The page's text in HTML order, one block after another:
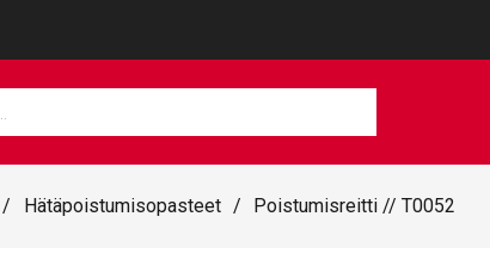
/ Hätäpoistumisopasteet / Poistumisreitti // T0052